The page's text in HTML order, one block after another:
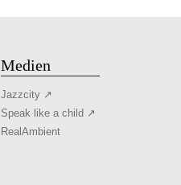
Medien
Jazzcity ↗
Speak like a child ↗
RealAmbient